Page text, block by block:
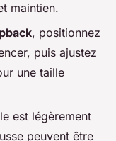
maintien.
, positionnez
puis ajustez
une taille
est légèrement
peuvent être